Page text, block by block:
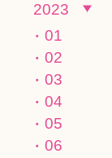
2023
01
02
03
04
05
06